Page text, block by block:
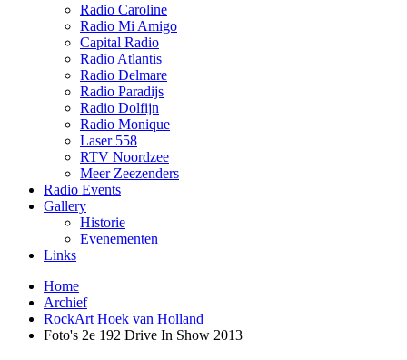
Radio Caroline
Radio Mi Amigo
Capital Radio
Radio Atlantis
Radio Delmare
Radio Paradijs
Radio Dolfijn
Radio Monique
Laser 558
RTV Noordzee
Meer Zeezenders
Radio Events
Gallery
Historie
Evenementen
Links
Home
Archief
RockArt Hoek van Holland
Foto's 2e 192 Drive In Show 2013